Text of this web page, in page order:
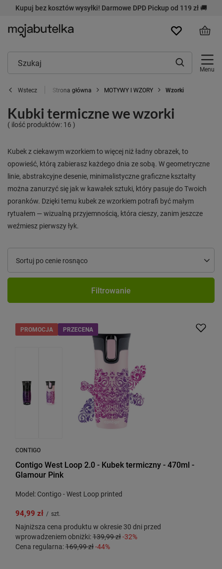
Kupuj bez kosztów wysyłki! Darmowe DPD Pickup od 119 zł 🚚
Menu
Wstecz Strona główna MOTYWY I WZORY Wzorki
Kubki termiczne we wzorki
( ilość produktów: 16 )
Kubek z ciekawym wzorkiem to więcej niż ładny obrazek, to
opowieść, którą zabierasz każdego dnia ze sobą. W geometryczne
linie, abstrakcyjne desenie, minimalistyczne graficzne kształty
można zanurzyć się jak w kawałek sztuki, który pasuje do Twoich
poranków. Dzięki temu kubek ze wzorkiem potrafi być małym
rytuałem — wizualną przyjemnością, która cieszy, zanim jeszcze
weźmiesz pierwszy łyk.
Zmień sortowanie
Sortuj po cenie rosnąco
Filtrowanie
PROMOCJA PRZECENA
CONTIGO
Contigo West Loop 2.0 - Kubek termiczny - 470ml -
Glamour Pink
Model: Contigo - West Loop printed
94,99 zł / szt.
Najniższa cena produktu w okresie 30 dni przed
wprowadzeniem obniżki:139,99 zł-32%
Cena regularna:169,99 zł-44%